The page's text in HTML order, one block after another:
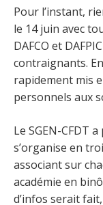
Pour l’instant,
le 14 juin avec
DAFCO et
contraignants.
rapidement mis
personnels aux
Le SGEN-CFDT
s’organise en
associant sur
académie en
d’infos serait